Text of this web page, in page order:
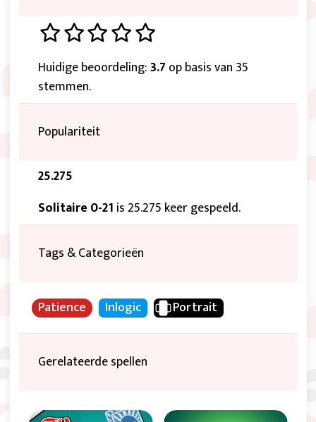
Huidige beoordeling:3.7 op basis van 35
stemmen.
Populariteit
25.275
Solitaire 0-21 is 25.275 keer gespeeld.
Tags & Categorieën
Patience Inlogic Portrait
Gerelateerde spellen